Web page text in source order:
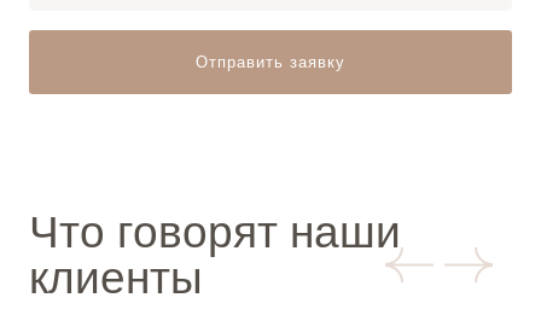
Отправить заявку
Что говорят наши
клиенты